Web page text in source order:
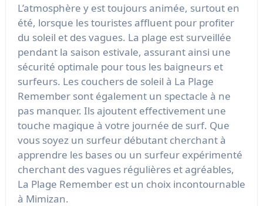
L’atmosphère y est toujours animée, surtout en
été, lorsque les touristes affluent pour profiter
du soleil et des vagues. La plage est surveillée
pendant la saison estivale, assurant ainsi une
sécurité optimale pour tous les baigneurs et
surfeurs. Les couchers de soleil à La Plage
Remember sont également un spectacle à ne
pas manquer. Ils ajoutent effectivement une
touche magique à votre journée de surf. Que
vous soyez un surfeur débutant cherchant à
apprendre les bases ou un surfeur expérimenté
cherchant des vagues régulières et agréables,
La Plage Remember est un choix incontournable
à Mimizan.